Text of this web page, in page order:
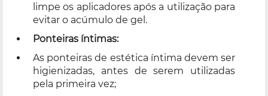
limpe os aplicadores após a utilização para
evitar o acúmulo de gel.
Ponteiras íntimas:
As ponteiras de estética íntima devem ser
higienizadas, antes de serem utilizadas
pela primeira vez;